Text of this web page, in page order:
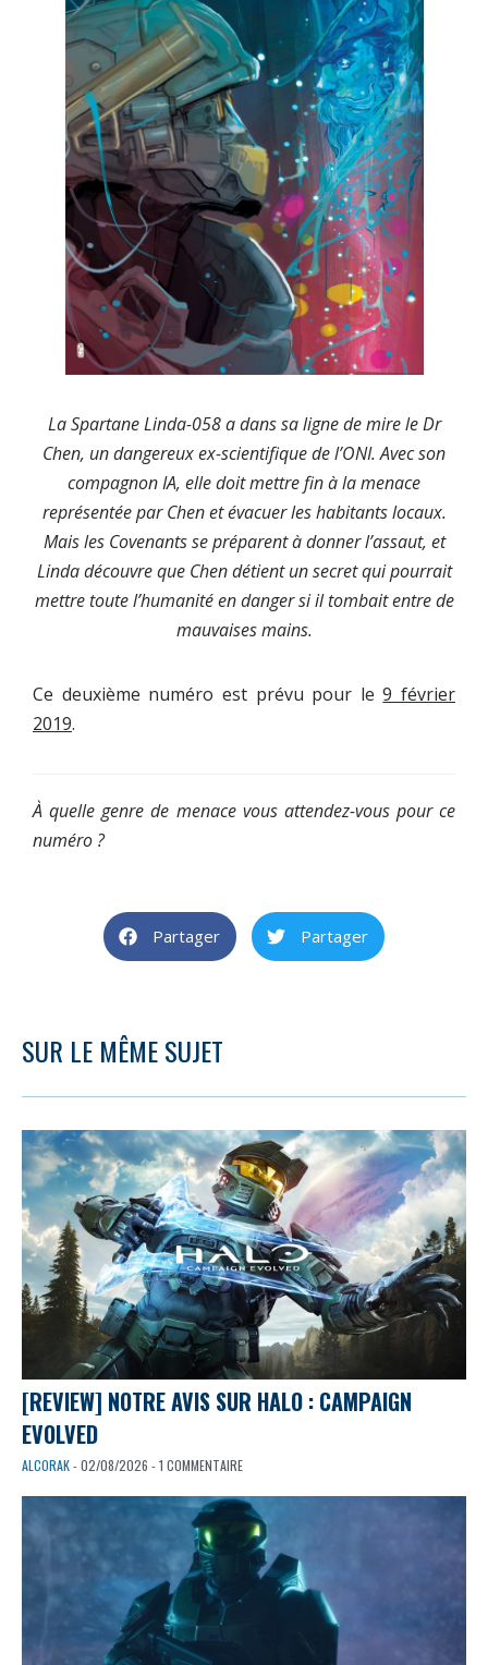
La Spartane Linda-058 a dans sa ligne de mire le Dr
Chen, un dangereux ex-scientifique de l’ONI. Avec son
compagnon IA, elle doit mettre fin à la menace
représentée par Chen et évacuer les habitants locaux.
Mais les Covenants se préparent à donner l’assaut, et
Linda découvre que Chen détient un secret qui pourrait
mettre toute l’humanité en danger si il tombait entre de
mauvaises mains.
Ce deuxième numéro est prévu pour le9 février
2019.
À quelle genre de menace vous attendez-vous pour ce
numéro ?
Partager Partager
SUR LE MÊME SUJET
[REVIEW] NOTRE AVIS SUR HALO : CAMPAIGN
EVOLVED
ALCORAK- 02/08/2026 - 1 COMMENTAIRE